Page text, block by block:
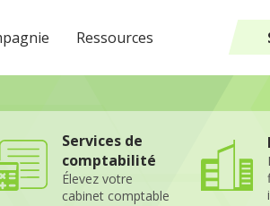
Ressources
Services de
comptabilité
Élevez votre
cabinet comptable